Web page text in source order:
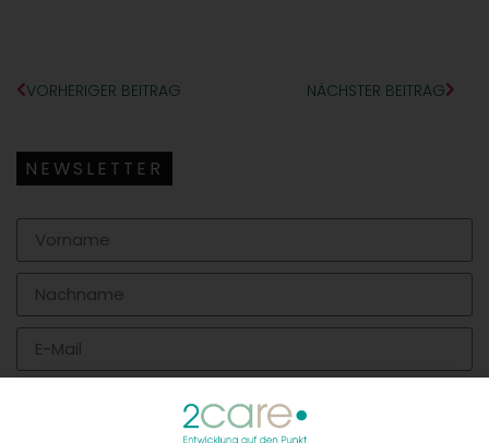
VORHERIGER BEITRAG NÄCHSTER BEITRAG
NEWSLETTER
Speicherung und Verarbeitung meiner Daten zu diesem